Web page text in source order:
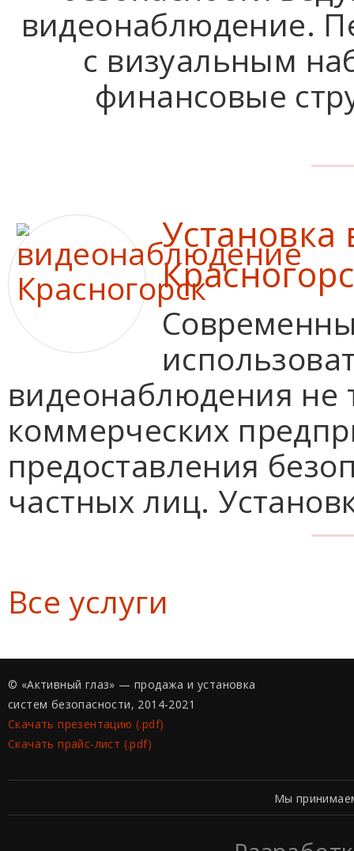
видеонаблюдение.
с визуальным
финансовые
видеонаблюдения не
коммерческих
предоставления
частных лиц.
Все услуги
© «Активный глаз» — продажа и установка
систем безопасности, 2014-2021
Скачать презентацию (.pdf)
Скачать прайс-лист (.pdf)
Мы